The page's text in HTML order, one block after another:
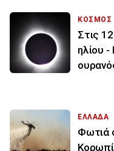
ΚΟΣΜΟΣ
Στις
ηλίου -
ΕΛΛΑΔΑ
Φωτιά